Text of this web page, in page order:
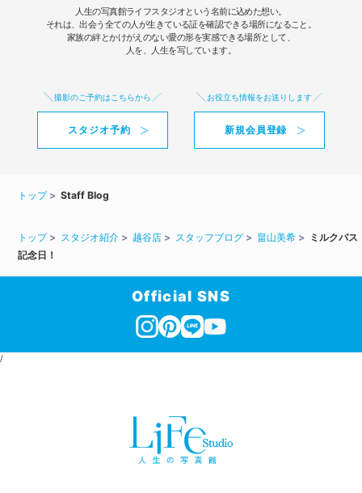
人生の写真館ライフスタジオという名前に込めた想い。
それは、出会う全ての人が生きている証を確認できる場所になること。
家族の絆とかけがえのない愛の形を実感できる場所として、
人を、人生を写しています。
撮影のご予約はこちらから
スタジオ予約
お役立ち情報をお送りします
新規会員登録
トップ Staff Blog
トップ スタジオ紹介 越谷店 スタッフブログ 畠山美希
ミルクバス
記念日！
Official SNS
/